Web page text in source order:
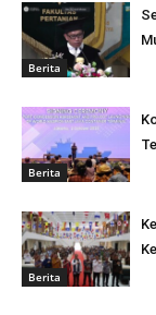
Berita
Berita
Berita